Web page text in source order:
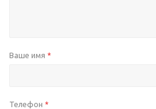
Ваше имя *
Телефон *